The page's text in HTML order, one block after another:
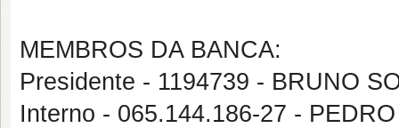
MEMBROS DA BANCA:
Presidente - 1194739 - BRUNO
Interno - 065.144.186-27 -